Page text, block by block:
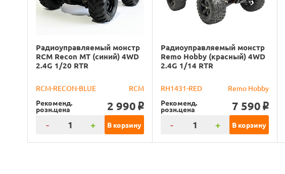
Радиоуправляемый монстр
RCM Recon MT (синий) 4WD
2.4G 1/20 RTR
RCM-RECON-BLUE
RCM
Рекоменд.
розн.цена 2 990 o
- + В корзину
Радиоуправляемый монстр
Remo Hobby (красный) 4WD
2.4G 1/14 RTR
RH1431-RED
Remo Hobby
Рекоменд.
розн.цена 7 590 o
- + В корзину